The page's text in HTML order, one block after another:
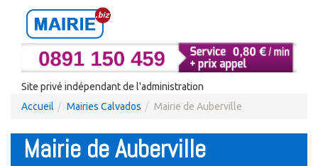
Site privé indépendant de l'administration
Accueil
Mairies Calvados Mairie de Auberville
Mairie de Auberville